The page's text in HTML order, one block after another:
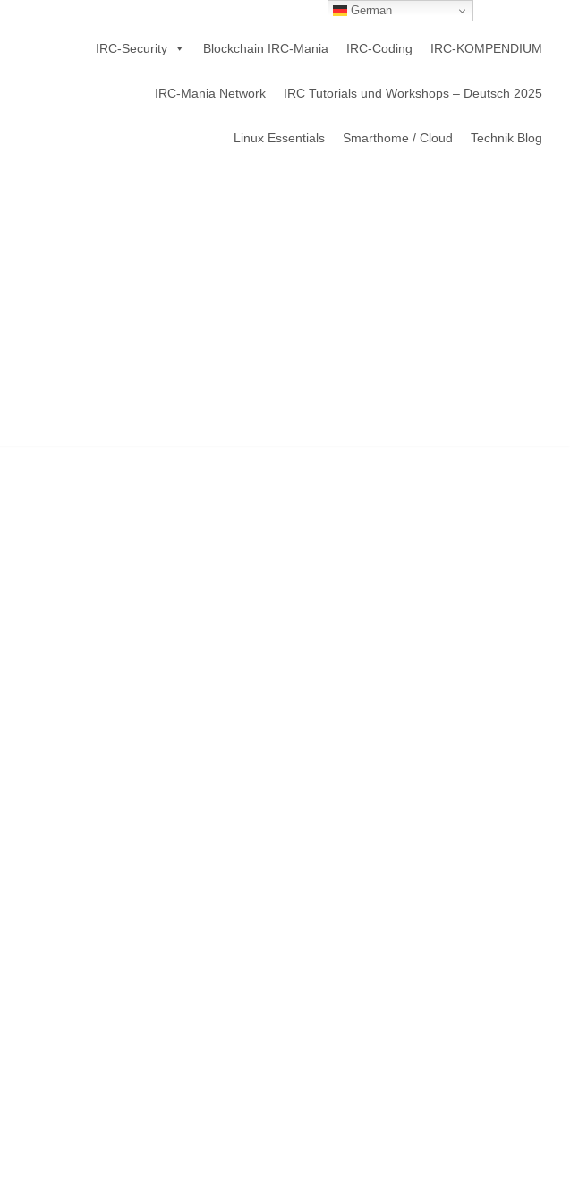
IRC-Security Blockchain IRC-Mania IRC-Coding IRC-KOMPENDIUM
IRC-Mania Network IRC Tutorials und Workshops – Deutsch 2025
Linux Essentials Smarthome / Cloud Technik Blog
German